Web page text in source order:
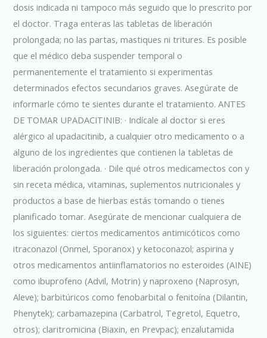
dosis indicada ni tampoco más seguido que lo prescrito por
el doctor. Traga enteras las tabletas de liberación
prolongada; no las partas, mastiques ni tritures. Es posible
que el médico deba suspender temporal o
permanentemente el tratamiento si experimentas
determinados efectos secundarios graves. Asegúrate de
informarle cómo te sientes durante el tratamiento. ANTES
DE TOMAR UPADACITINIB: · Indícale al doctor si eres
alérgico al upadacitinib, a cualquier otro medicamento o a
alguno de los ingredientes que contienen la tabletas de
liberación prolongada. · Dile qué otros medicamectos con y
sin receta médica, vitaminas, suplementos nutricionales y
productos a base de hierbas estás tomando o tienes
planificado tomar. Asegúrate de mencionar cualquiera de
los siguientes: ciertos medicamentos antimicóticos como
itraconazol (Onmel, Sporanox) y ketoconazol; aspirina y
otros medicamentos antiinflamatorios no esteroides (AINE)
como ibuprofeno (Advil, Motrin) y naproxeno (Naprosyn,
Aleve); barbitúricos como fenobarbital o fenitoína (Dilantin,
Phenytek); carbamazepina (Carbatrol, Tegretol, Equetro,
otros); claritromicina (Biaxin, en Prevpac); enzalutamida